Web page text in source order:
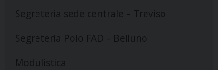
Segreteria sede centrale – Treviso
Segreteria Polo FAD – Belluno
Modulistica